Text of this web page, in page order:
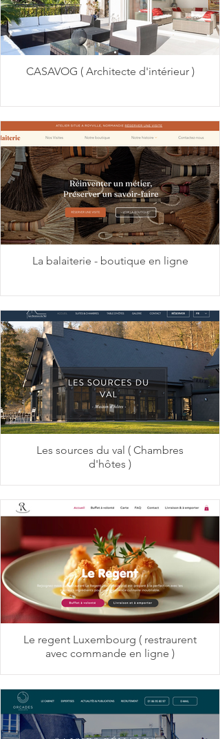
CASAVOG ( Architecte d'intérieur )
La balaiterie - boutique en ligne
Les sources du val ( Chambres
d'hôtes )
Le regent Luxembourg ( restraurent
avec commande en ligne )